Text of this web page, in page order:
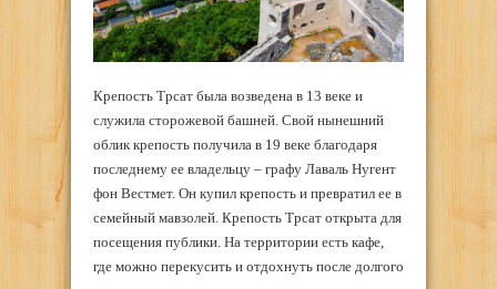
Крепость Трсат была возведена в 13 веке и
служила сторожевой башней. Свой нынешний
облик крепость получила в 19 веке благодаря
последнему ее владельцу – графу Лаваль Нугент
фон Вестмет. Он купил крепость и превратил ее в
семейный мавзолей. Крепость Трсат открыта для
посещения публики. На территории есть кафе,
где можно перекусить и отдохнуть после долгого